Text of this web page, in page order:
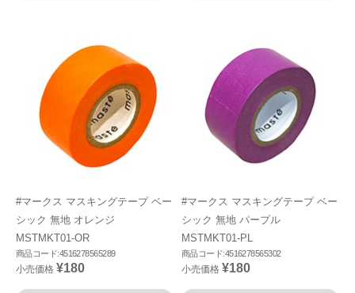
#マークス マスキングテープ ベー
シック 無地 オレンジ
MSTMKT01-OR
商品コード:4516278565289
小売価格 ¥180
#マークス マスキングテープ ベー
シック 無地 パープル
MSTMKT01-PL
商品コード:4516278565302
小売価格 ¥180